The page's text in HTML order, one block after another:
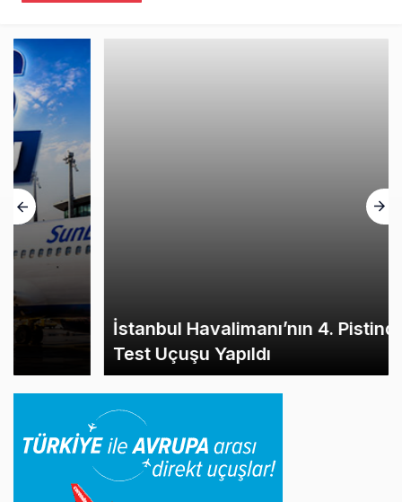
İstanbul Havalimanı’nın 4. Pistinde İlk
Test Uçuşu Yapıldı